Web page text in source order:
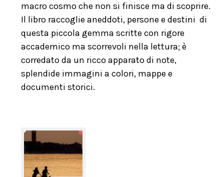
macro cosmo che non si finisce ma di scoprire.
Il libro raccoglie aneddoti, persone e destini di
questa piccola gemma scritte con rigore
accademico ma scorrevoli nella lettura; è
corredato da un ricco apparato di note,
splendide immagini a colori, mappe e
documenti storici.